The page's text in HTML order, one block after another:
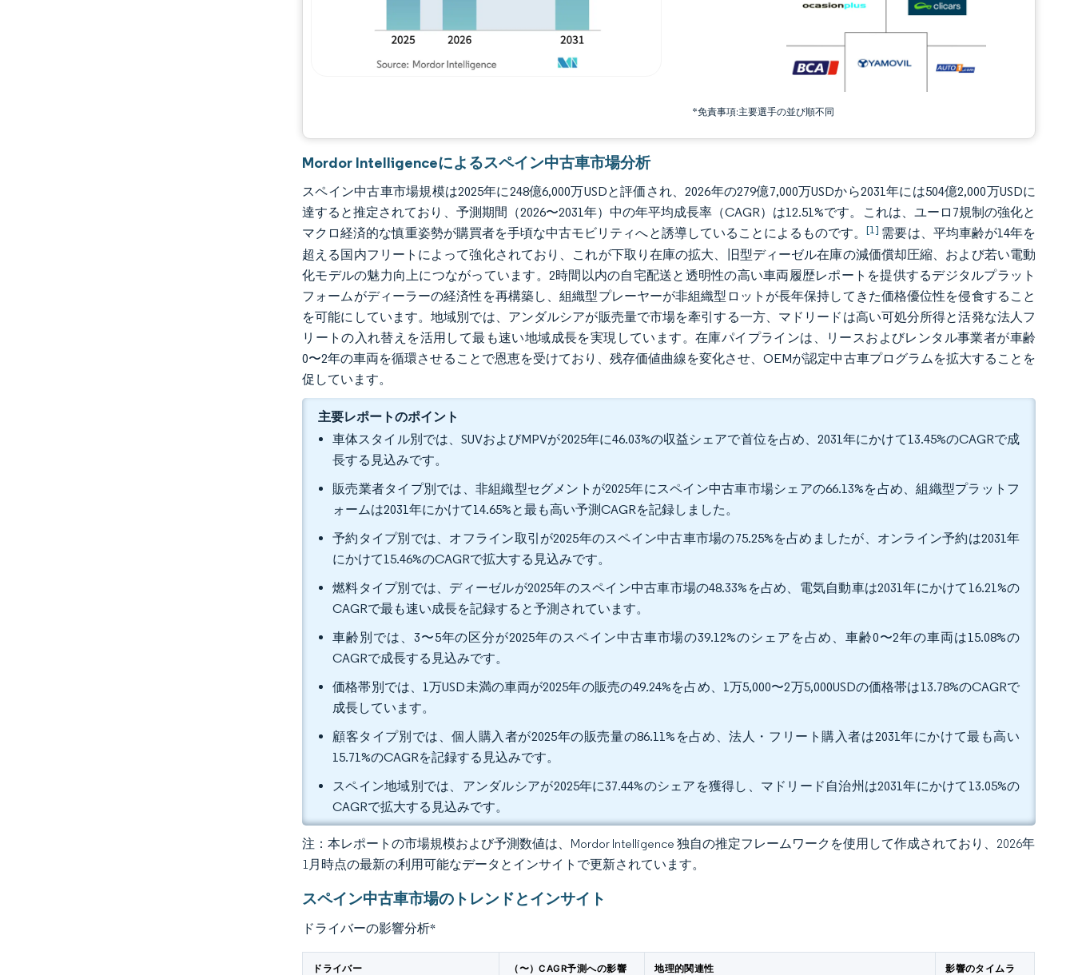
*免責事項:主要選手の並び順不同
Mordor Intelligenceによるスペイン中古車市場分析
スペイン中古車市場規模は2025年に248億6,000万USDと評価され、2026年の279億7,000万USDから2031年には504億2,000万USDに
達すると推定されており、予測期間（2026〜2031年）中の年平均成長率（CAGR）は12.51%です。これは、ユーロ7規制の強化と
マクロ経済的な慎重姿勢が購買者を手頃な中古モビリティへと誘導していることによるものです。[1] 需要は、平均車齢が14年を
超える国内フリートによって強化されており、これが下取り在庫の拡大、旧型ディーゼル在庫の減価償却圧縮、および若い電動
化モデルの魅力向上につながっています。2時間以内の自宅配送と透明性の高い車両履歴レポートを提供するデジタルプラット
フォームがディーラーの経済性を再構築し、組織型プレーヤーが非組織型ロットが長年保持してきた価格優位性を侵食すること
を可能にしています。地域別では、アンダルシアが販売量で市場を牽引する一方、マドリードは高い可処分所得と活発な法人フ
リートの入れ替えを活用して最も速い地域成長を実現しています。在庫パイプラインは、リースおよびレンタル事業者が車齢
0〜2年の車両を循環させることで恩恵を受けており、残存価値曲線を変化させ、OEMが認定中古車プログラムを拡大することを
促しています。
主要レポートのポイント
車体スタイル別では、SUVおよびMPVが2025年に46.03%の収益シェアで首位を占め、2031年にかけて13.45%のCAGRで成
長する見込みです。
販売業者タイプ別では、非組織型セグメントが2025年にスペイン中古車市場シェアの66.13%を占め、組織型プラットフ
ォームは2031年にかけて14.65%と最も高い予測CAGRを記録しました。
予約タイプ別では、オフライン取引が2025年のスペイン中古車市場の75.25%を占めましたが、オンライン予約は2031年
にかけて15.46%のCAGRで拡大する見込みです。
燃料タイプ別では、ディーゼルが2025年のスペイン中古車市場の48.33%を占め、電気自動車は2031年にかけて16.21%の
CAGRで最も速い成長を記録すると予測されています。
車齢別では、3〜5年の区分が2025年のスペイン中古車市場の39.12%のシェアを占め、車齢0〜2年の車両は15.08%の
CAGRで成長する見込みです。
価格帯別では、1万USD未満の車両が2025年の販売の49.24%を占め、1万5,000〜2万5,000USDの価格帯は13.78%のCAGRで
成長しています。
顧客タイプ別では、個人購入者が2025年の販売量の86.11%を占め、法人・フリート購入者は2031年にかけて最も高い
15.71%のCAGRを記録する見込みです。
スペイン地域別では、アンダルシアが2025年に37.44%のシェアを獲得し、マドリード自治州は2031年にかけて13.05%の
CAGRで拡大する見込みです。
注：本レポートの市場規模および予測数値は、Mordor Intelligence 独自の推定フレームワークを使用して作成されており、2026年
1月時点の最新の利用可能なデータとインサイトで更新されています。
スペイン中古車市場のトレンドとインサイト
ドライバーの影響分析*
ドライバー
（〜）CAGR予測への影響
地理的関連性
影響のタイムラ